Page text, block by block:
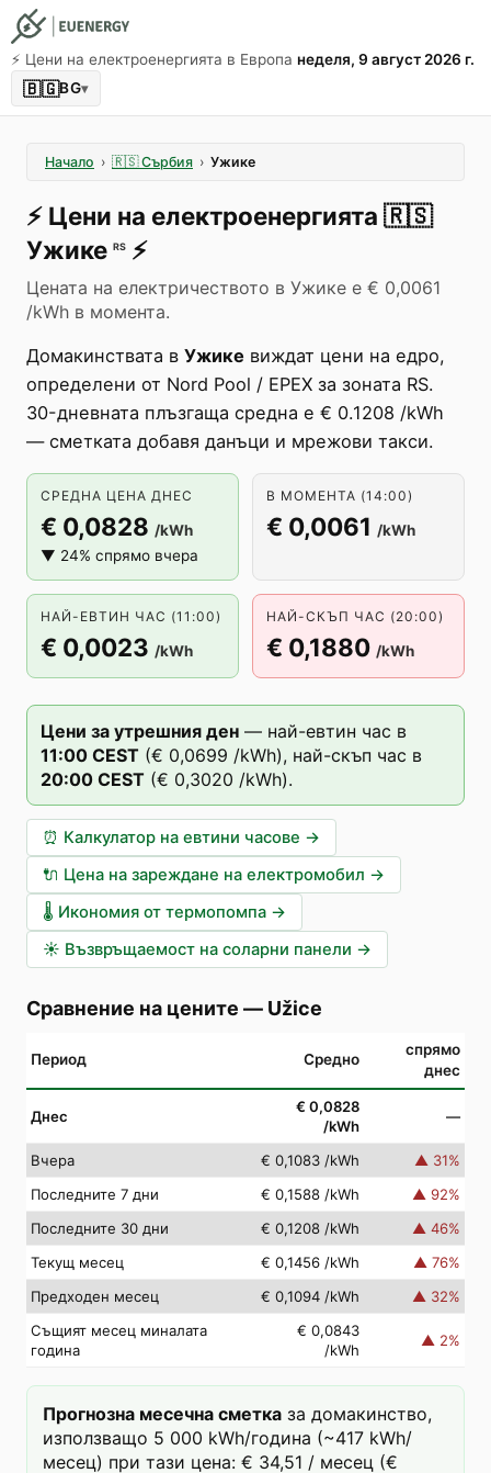
⚡️ Цени на електроенергията в Европа неделя, 9 август 2026 г.
🇧🇬BG▾
Начало › 🇷🇸 Сърбия › Ужике
⚡️ Цени на електроенергията 🇷🇸
Ужике RS ⚡️
Цената на електричеството в Ужике е € 0,0061
/kWh в момента.
Домакинствата в Ужике виждат цени на едро,
определени от Nord Pool / EPEX за зоната RS.
30-дневната плъзгаща средна е € 0.1208 /kWh
— сметката добавя данъци и мрежови такси.
СРЕДНА ЦЕНА ДНЕС
€ 0,0828 /kWh
▼ 24% спрямо вчера
В МОМЕНТА (14:00)
€ 0,0061 /kWh
НАЙ-ЕВТИН ЧАС (11:00)
€ 0,0023 /kWh
НАЙ-СКЪП ЧАС (20:00)
€ 0,1880 /kWh
Цени за утрешния ден — най-евтин час в
11:00 CEST (€ 0,0699 /kWh), най-скъп час в
20:00 CEST (€ 0,3020 /kWh).
⏰ Калкулатор на евтини часове →
🔌 Цена на зареждане на електромобил →
🌡️ Икономия от термопомпа →
☀️ Възвръщаемост на соларни панели →
Сравнение на цените — Užice
Период Средно
спрямо
днес
Днес
€ 0,0828
/kWh
—
Вчера € 0,1083 /kWh ▲ 31%
Последните 7 дни
€ 0,1588 /kWh ▲ 92%
Последните 30 дни
€ 0,1208 /kWh ▲ 46%
Текущ месец
€ 0,1456 /kWh ▲ 76%
Предходен месец
€ 0,1094 /kWh ▲ 32%
Същият месец миналата
година
€ 0,0843
/kWh
▲ 2%
Прогнозна месечна сметка за домакинство,
използващо 5 000 kWh/година (~417 kWh/
месец) при тази цена: € 34,51 / месец (€